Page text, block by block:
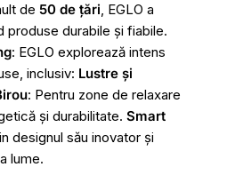
de 50 de țări, EGLO a
produse durabile și fiabile.
: EGLO explorează intens
inclusiv: Lustre și
: Pentru zone de relaxare
și durabilitate. Smart
designul său inovator și
lume.